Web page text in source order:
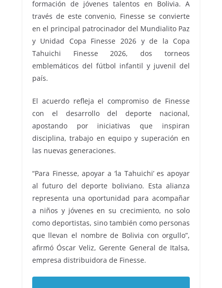
formación de jóvenes talentos en Bolivia. A
través de este convenio, Finesse se convierte
en el principal patrocinador del Mundialito Paz
y Unidad Copa Finesse 2026 y de la Copa
Tahuichi Finesse 2026, dos torneos
emblemáticos del fútbol infantil y juvenil del
país.
El acuerdo refleja el compromiso de Finesse
con el desarrollo del deporte nacional,
apostando por iniciativas que inspiran
disciplina, trabajo en equipo y superación en
las nuevas generaciones.
“Para Finesse, apoyar a ‘la Tahuichi’ es apoyar
al futuro del deporte boliviano. Esta alianza
representa una oportunidad para acompañar
a niños y jóvenes en su crecimiento, no solo
como deportistas, sino también como personas
que llevan el nombre de Bolivia con orgullo”,
afirmó Óscar Veliz, Gerente General de Italsa,
empresa distribuidora de Finesse.